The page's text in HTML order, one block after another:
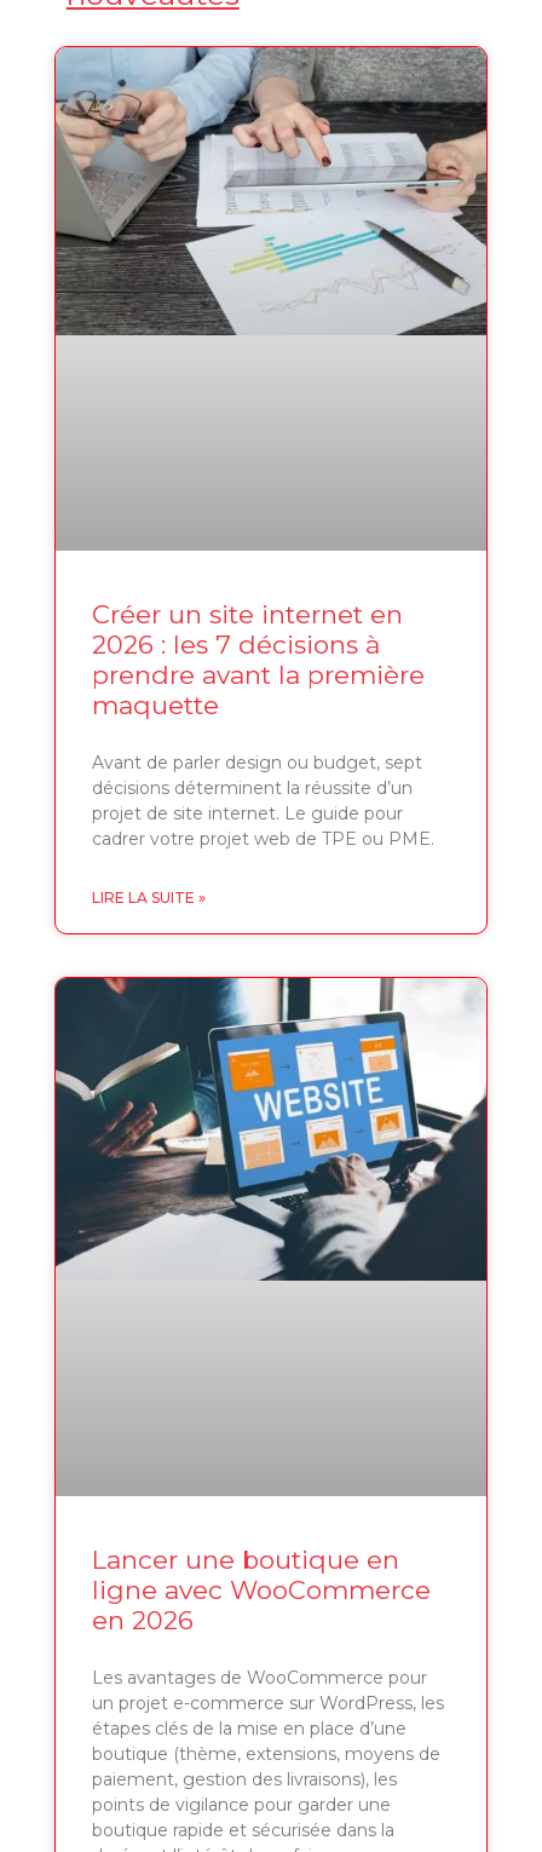
Créer un site internet en
2026 : les 7 décisions à
prendre avant la première
maquette
Avant de parler design ou budget, sept
décisions déterminent la réussite d’un
projet de site internet. Le guide pour
cadrer votre projet web de TPE ou PME.
LIRE LA SUITE »
Lancer une boutique en
ligne avec WooCommerce
en 2026
Les avantages de WooCommerce pour
un projet e-commerce sur WordPress, les
étapes clés de la mise en place d’une
boutique (thème, extensions, moyens de
paiement, gestion des livraisons), les
points de vigilance pour garder une
boutique rapide et sécurisée dans la